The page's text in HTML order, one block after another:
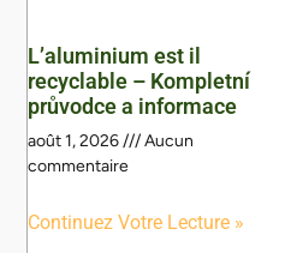
L’aluminium est il
recyclable – Kompletní
průvodce a informace
août 1, 2026
Aucun
commentaire
Continuez Votre Lecture »